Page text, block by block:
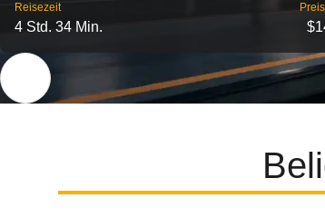
Reisezeit
4 Std. 34 Min.